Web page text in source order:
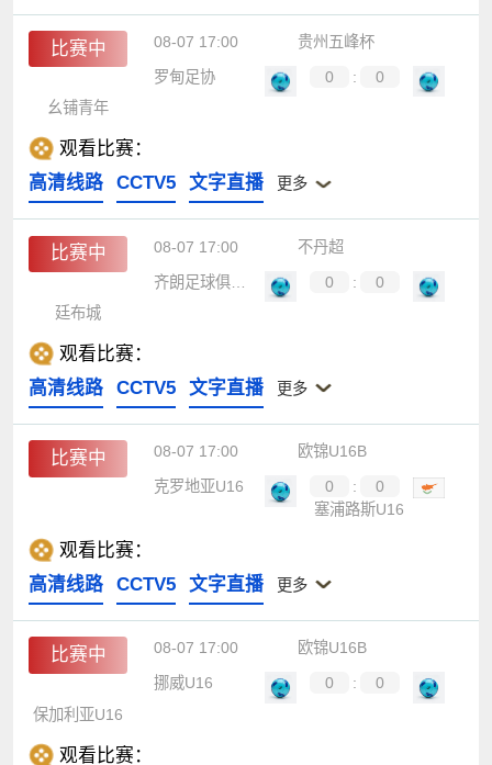
比赛中 08-07 17:00
贵州五峰杯
罗甸足协
0 :
0
幺铺青年
观看比赛：
高清线路
CCTV5 文字直播 更多
比赛中 08-07 17:00
不丹超
齐朗足球俱乐部
0 :
0
廷布城
观看比赛：
高清线路
CCTV5 文字直播 更多
比赛中 08-07 17:00
欧锦U16B
克罗地亚U16
0 :
0
塞浦路斯U16
观看比赛：
高清线路
CCTV5 文字直播 更多
比赛中 08-07 17:00
欧锦U16B
挪威U16
0 :
0
保加利亚U16
观看比赛：